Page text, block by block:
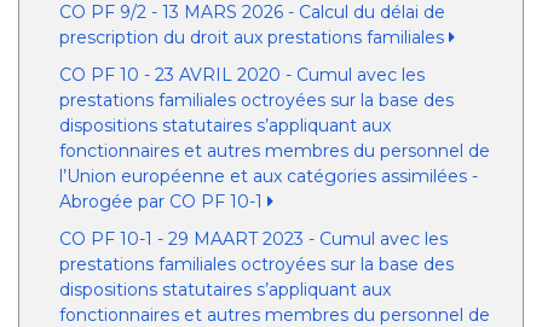
CO PF 9/2 - 13 MARS 2026 - Calcul du délai de
prescription du droit aux prestations familiales
CO PF 10 - 23 AVRIL 2020 - Cumul avec les
prestations familiales octroyées sur la base des
dispositions statutaires s’appliquant aux
fonctionnaires et autres membres du personnel de
l’Union européenne et aux catégories assimilées -
Abrogée par CO PF 10-1
CO PF 10-1 - 29 MAART 2023 - Cumul avec les
prestations familiales octroyées sur la base des
dispositions statutaires s’appliquant aux
fonctionnaires et autres membres du personnel de